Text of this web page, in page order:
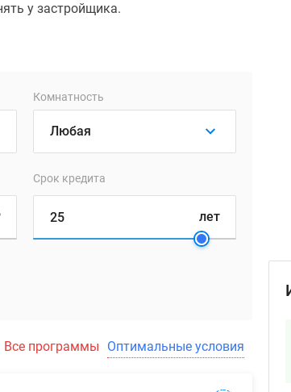
у застройщика.
Комнатность
Срок кредита
лет
Все программы Оптимальные условия